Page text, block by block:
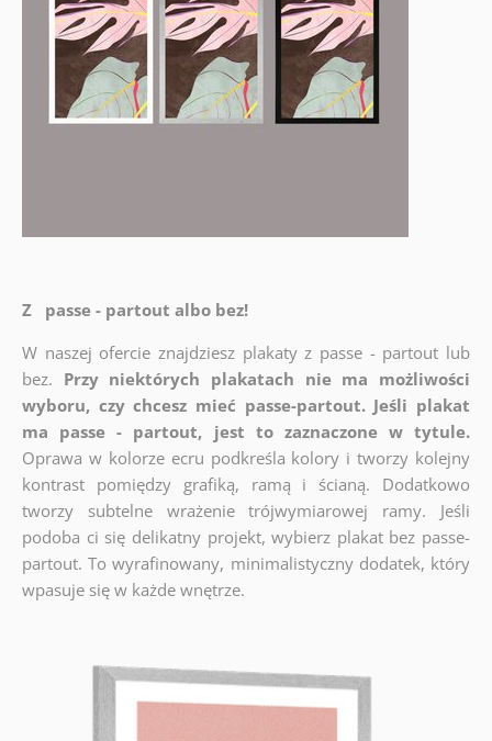
Z passe - partout albo bez!
W naszej ofercie znajdziesz plakaty z passe - partout lub
bez. Przy niektórych plakatach nie ma możliwości
wyboru, czy chcesz mieć passe-partout. Jeśli plakat
ma passe - partout, jest to zaznaczone w tytule.
Oprawa w kolorze ecru podkreśla kolory i tworzy kolejny
kontrast pomiędzy grafiką, ramą i ścianą. Dodatkowo
tworzy subtelne wrażenie trójwymiarowej ramy. Jeśli
podoba ci się delikatny projekt, wybierz plakat bez passe-
partout. To wyrafinowany, minimalistyczny dodatek, który
wpasuje się w każde wnętrze.